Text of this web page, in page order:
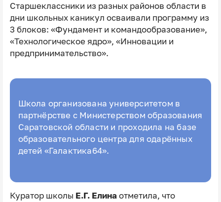
Старшеклассники из разных районов области в
дни школьных каникул осваивали программу из
3 блоков: «Фундамент и командообразование»,
«Технологическое ядро», «Инновации и
предпринимательство».
Школа организована университетом в
партнёрстве с Министерством образования
Саратовской области и проходила на базе
образовательного центра для одарённых
детей «Галактика64».
Куратор школы Е.Г. Елинаотметила, что